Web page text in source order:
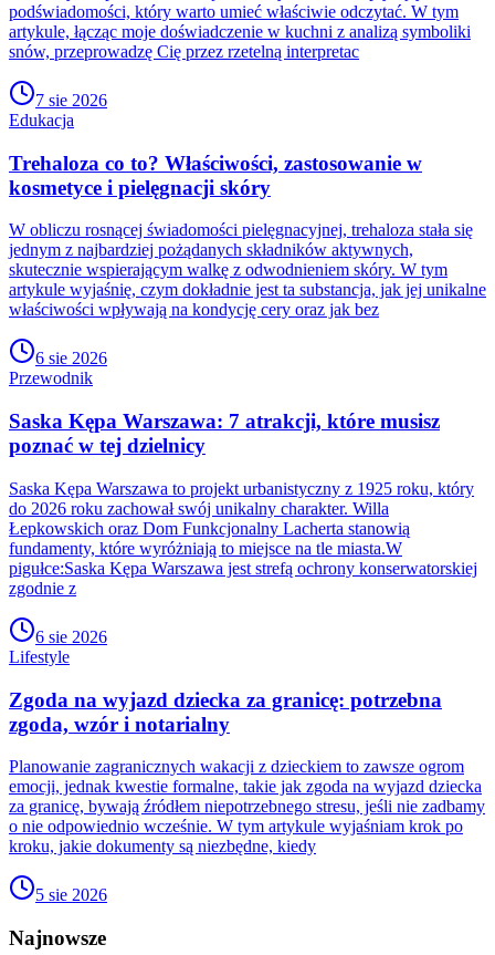
podświadomości, który warto umieć właściwie odczytać. W tym
artykule, łącząc moje doświadczenie w kuchni z analizą symboliki
snów, przeprowadzę Cię przez rzetelną interpretac
7 sie 2026
Edukacja
Trehaloza co to? Właściwości, zastosowanie w
kosmetyce i pielęgnacji skóry
W obliczu rosnącej świadomości pielęgnacyjnej, trehaloza stała się
jednym z najbardziej pożądanych składników aktywnych,
skutecznie wspierającym walkę z odwodnieniem skóry. W tym
artykule wyjaśnię, czym dokładnie jest ta substancja, jak jej unikalne
właściwości wpływają na kondycję cery oraz jak bez
6 sie 2026
Przewodnik
Saska Kępa Warszawa: 7 atrakcji, które musisz
poznać w tej dzielnicy
Saska Kępa Warszawa to projekt urbanistyczny z 1925 roku, który
do 2026 roku zachował swój unikalny charakter. Willa
Łepkowskich oraz Dom Funkcjonalny Lacherta stanowią
fundamenty, które wyróżniają to miejsce na tle miasta.W
pigułce:Saska Kępa Warszawa jest strefą ochrony konserwatorskiej
zgodnie z
6 sie 2026
Lifestyle
Zgoda na wyjazd dziecka za granicę: potrzebna
zgoda, wzór i notarialny
Planowanie zagranicznych wakacji z dzieckiem to zawsze ogrom
emocji, jednak kwestie formalne, takie jak zgoda na wyjazd dziecka
za granicę, bywają źródłem niepotrzebnego stresu, jeśli nie zadbamy
o nie odpowiednio wcześnie. W tym artykule wyjaśniam krok po
kroku, jakie dokumenty są niezbędne, kiedy
5 sie 2026
Najnowsze